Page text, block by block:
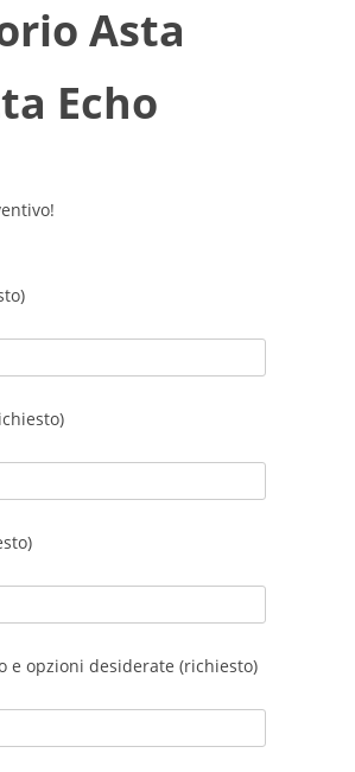
Asta
Echo
e opzioni desiderate (richiesto)